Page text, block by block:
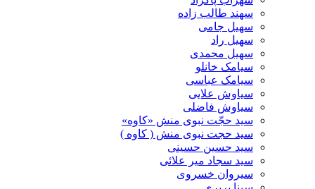
سهند طالب زاده
سهیل جامی
سهیل راد
سهیل محمدی
سیامک خانلو
سیامک عباسی
سیاوش علایی
سیاوش فاضلی
سید حجّت نبوی منش «کاوه»
سید حجت نبوی منش ( کاوه )
سید حسین حسینى
سید سجاد میر علائی
سیروان خسروی